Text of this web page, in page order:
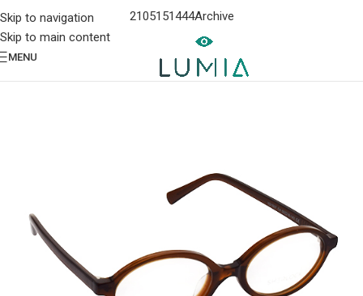
Skip to navigation
Skip to main content
2105151444Archive
MENU